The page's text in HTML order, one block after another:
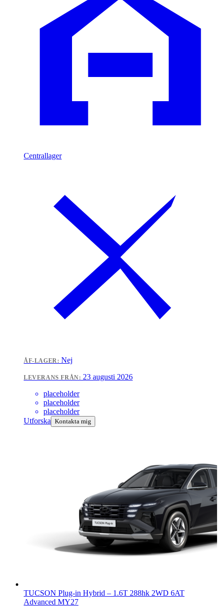
Centrallager
ÅF-LAGER: Nej
LEVERANS FRÅN: 23 augusti 2026
placeholder
placeholder
placeholder
Utforska Kontakta mig
TUCSON Plug-in Hybrid – 1.6T 288hk 2WD 6AT
Advanced MY27